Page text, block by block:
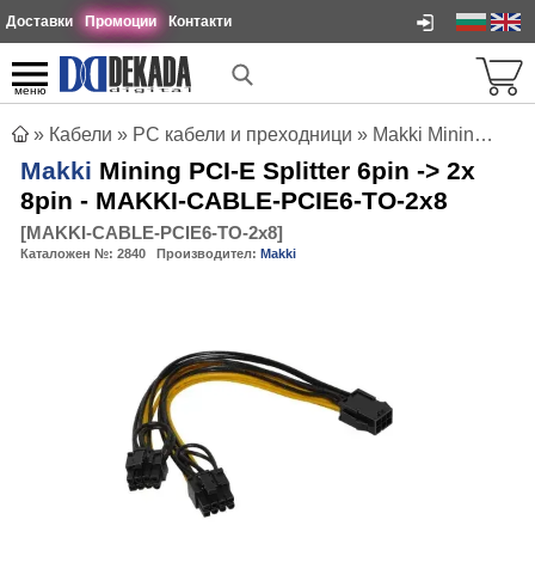
Доставки Промоции Контакти
меню
» Кабели » PC кабели и преходници » Makki Mining PCI-E Splitter 6pin -> 2x 8pin - MAKKI-CABLE-PCIE6-TO-2x8
Makki Mining PCI-E Splitter 6pin -> 2x
8pin - MAKKI-CABLE-PCIE6-TO-2x8
[MAKKI-CABLE-PCIE6-TO-2x8]
Каталожен №: 2840 Производител: Makki